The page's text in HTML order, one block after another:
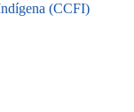
(CCFI)